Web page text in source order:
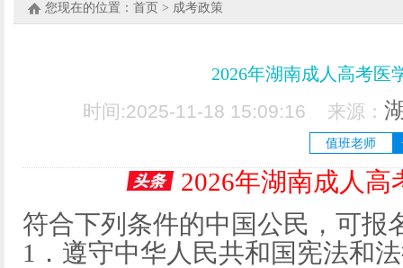
您现在的位置： 首页 > 成考政策
2026年湖南成人高考医
时间:2025-11-18 15:09:16 来源：
值班老师
2026年湖南成人高
符合下列条件的中国公民，可报
1．遵守中华人民共和国宪法和